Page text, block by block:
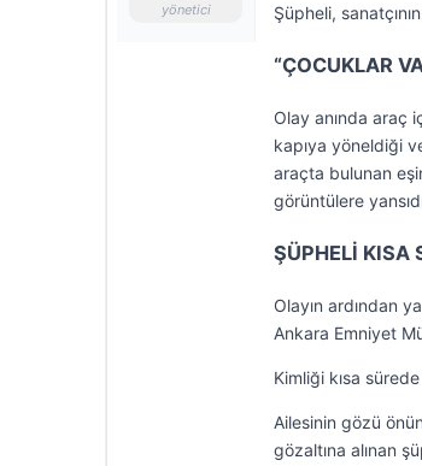
yönetici
Şüpheli,
“ÇOCUKLAR
Olay anında araç
kapıya yöneldiği
araçta bulunan
görüntülere
ŞÜPHELİ KISA
Olayın ardından
Ankara Emniyet
Kimliği kısa
Ailesinin gözü
gözaltına alınan